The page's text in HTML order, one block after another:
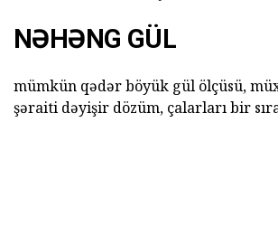
NƏHƏNG GÜL
mümkün qədər böyük gül ölçüsü,
şəraiti dəyişir dözüm, çalarları bir